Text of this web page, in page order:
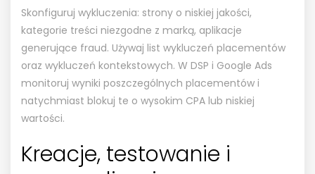
Skonfiguruj wykluczenia: strony o niskiej jakości,
kategorie treści niezgodne z marką, aplikacje
generujące fraud. Używaj list wykluczeń placementów
oraz wykluczeń kontekstowych. W DSP i Google Ads
monitoruj wyniki poszczególnych placementów i
natychmiast blokuj te o wysokim CPA lub niskiej
wartości.
Kreacje, testowanie i